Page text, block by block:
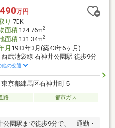
豊富
万円
り 7DK
面積124.76m2
面積131.34m2
月 1983年3月(築43年6ヶ月)
西武池袋線 石神井公園駅 徒歩9分
他の交通
東京都練馬区石神井町５
路
都市ガス
公園駅まで徒歩9分で、 通勤・